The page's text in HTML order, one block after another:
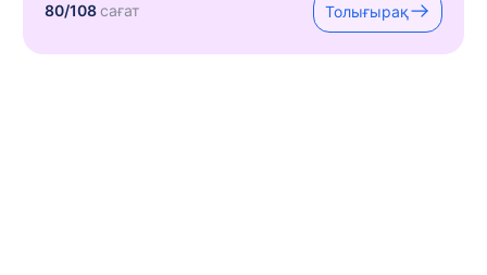
80/108сағат Толығырақ